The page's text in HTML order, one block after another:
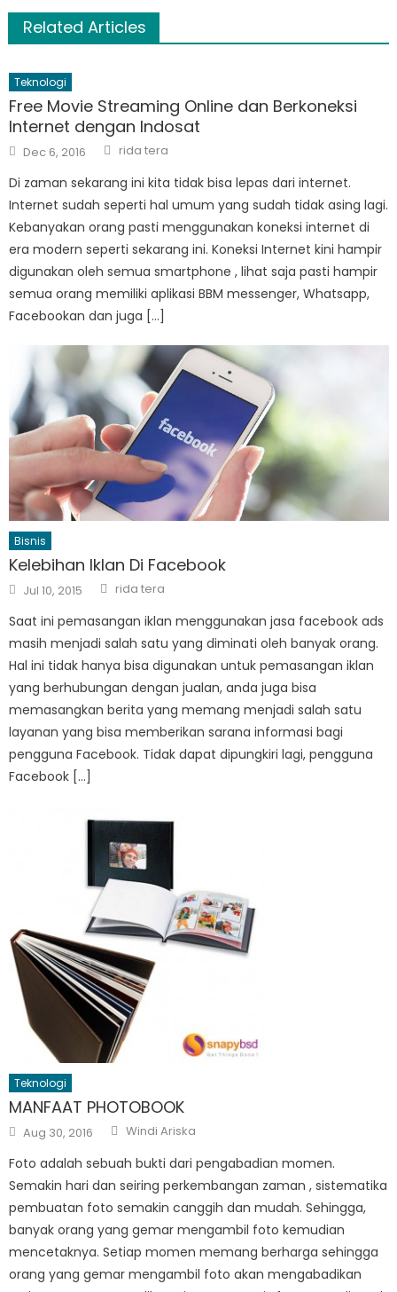
Related Articles
Teknologi
Free Movie Streaming Online dan Berkoneksi
Internet dengan Indosat
Posted
on
Dec 6, 2016 Author
rida tera
Di zaman sekarang ini kita tidak bisa lepas dari internet.
Internet sudah seperti hal umum yang sudah tidak asing lagi.
Kebanyakan orang pasti menggunakan koneksi internet di
era modern seperti sekarang ini. Koneksi Internet kini hampir
digunakan oleh semua smartphone , lihat saja pasti hampir
semua orang memiliki aplikasi BBM messenger, Whatsapp,
Facebookan dan juga […]
Bisnis
Kelebihan Iklan Di Facebook
Posted
on
Jul 10, 2015 Author
rida tera
Saat ini pemasangan iklan menggunakan jasa facebook ads
masih menjadi salah satu yang diminati oleh banyak orang.
Hal ini tidak hanya bisa digunakan untuk pemasangan iklan
yang berhubungan dengan jualan, anda juga bisa
memasangkan berita yang memang menjadi salah satu
layanan yang bisa memberikan sarana informasi bagi
pengguna Facebook. Tidak dapat dipungkiri lagi, pengguna
Facebook […]
Teknologi
MANFAAT PHOTOBOOK
Posted
on
Aug 30, 2016 Author
Windi Ariska
Foto adalah sebuah bukti dari pengabadian momen.
Semakin hari dan seiring perkembangan zaman , sistematika
pembuatan foto semakin canggih dan mudah. Sehingga,
banyak orang yang gemar mengambil foto kemudian
mencetaknya. Setiap momen memang berharga sehingga
orang yang gemar mengambil foto akan mengabadikan